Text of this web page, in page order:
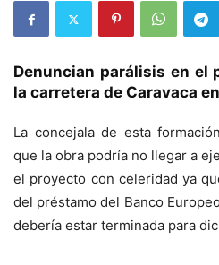
Denuncian parálisis en el
la carretera de Caravaca
La concejala de esta
que la obra podría no llegar a
el proyecto con celeridad ya
del préstamo del Banco
debería estar terminada para